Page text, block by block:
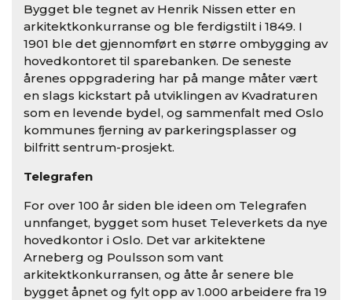
Bygget ble tegnet av Henrik Nissen etter en
arkitektkonkurranse og ble ferdigstilt i 1849. I
1901 ble det gjennomført en større ombygging av
hovedkontoret til sparebanken. De seneste
årenes oppgradering har på mange måter vært
en slags kickstart på utviklingen av Kvadraturen
som en levende bydel, og sammenfalt med Oslo
kommunes fjerning av parkeringsplasser og
bilfritt sentrum-prosjekt.
Telegrafen
For over 100 år siden ble ideen om Telegrafen
unnfanget, bygget som huset Televerkets da nye
hovedkontor i Oslo. Det var arkitektene
Arneberg og Poulsson som vant
arkitektkonkurransen, og åtte år senere ble
bygget åpnet og fylt opp av 1.000 arbeidere fra 19